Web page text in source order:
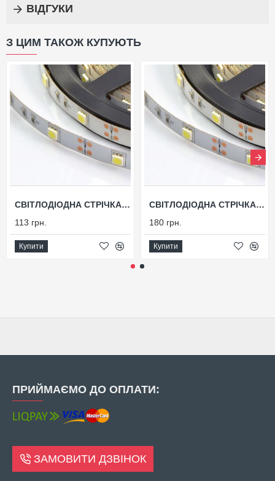
ВІДГУКИ
З ЦИМ ТАКОЖ КУПУЮТЬ
СВІТЛОДІОДНА СТРІЧКА L6
113 грн.
Купити
СВІТЛОДІОДНА СТРІЧКА L86
180 грн.
Купити
ПРИЙМАЄМО ДО ОПЛАТИ:
ЗАМОВИТИ ДЗВІНОК